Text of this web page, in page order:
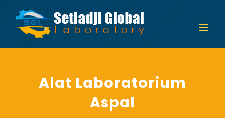
content
Alat Laboratorium
Aspal